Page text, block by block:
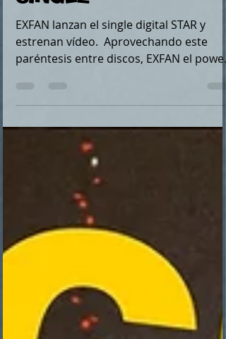
EXFAN lanzan el single digital STAR y
estrenan vídeo. ️ Aprovechando este
paréntesis entre discos, EXFAN el power